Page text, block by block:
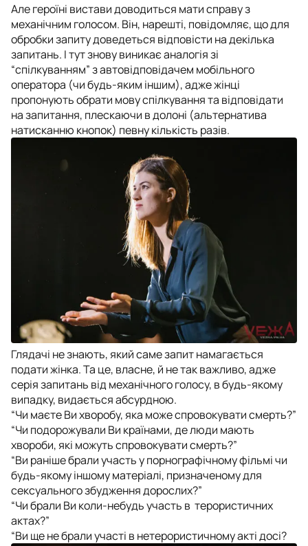
Але героїні вистави доводиться мати справу з
механічним голосом. Він, нарешті, повідомляє, що для
обробки запиту доведеться відповісти на декілька
запитань. І тут знову виникає аналогія зі
“спілкуванням” з автовідповідачем мобільного
оператора (чи будь-яким іншим), адже жінці
пропонують обрати мову спілкування та відповідати
на запитання, плескаючи в долоні (альтернатива
натисканню кнопок) певну кількість разів.
Глядачі не знають, який саме запит намагається
подати жінка. Та це, власне, й не так важливо, адже
серія запитань від механічного голосу, в будь-якому
випадку, видається абсурдною.
“Чи маєте Ви хворобу, яка може спровокувати смерть?”
“Чи подорожували Ви країнами, де люди мають
хвороби, які можуть спровокувати смерть?”
“Ви раніше брали участь у порнографічному фільмі чи
будь-якому іншому матеріалі, призначеному для
сексуального збудження дорослих?”
“Чи брали Ви коли-небудь участь в терористичних
актах?”
“Ви ще не брали участі в нетерористичному акті досі?